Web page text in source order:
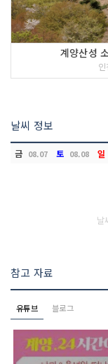
계양산성
날씨 정보
금 08.07 토 08.08 일
날
참고 자료
유튜브 블로그